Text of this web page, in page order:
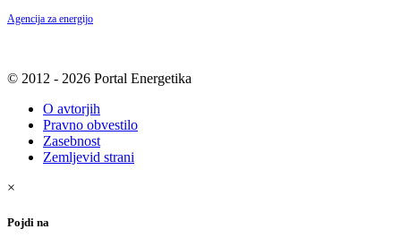
Agencija za energijo
© 2012 - 2026 Portal Energetika
O avtorjih
Pravno obvestilo
Zasebnost
Zemljevid strani
×
Pojdi na